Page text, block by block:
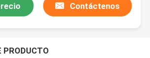
Contáctenos
PRODUCTO